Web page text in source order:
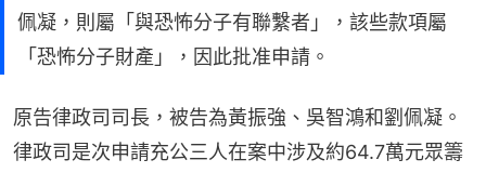
佩凝，則屬「與恐怖分子有聯繫者」，該些款項屬
「恐怖分子財產」，因此批准申請。
原告律政司司長，被告為黃振強、吳智鴻和劉佩凝。
律政司是次申請充公三人在案中涉及約64.7萬元眾籌